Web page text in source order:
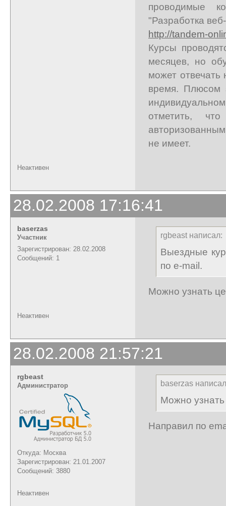
проводимые
"Разработка
http://tandem-
Курсы
месяцев, но
может
время. Плюсом
отметить,
не имеет.
Неактивен
28.02.2008 17:16:41
baserzas
Участник
Зарегистрирован: 28.02.2008
Сообщений: 1
rgbeast написал:
Выездные
по e-mail.
Можно узнать
Неактивен
28.02.2008 21:57:21
rgbeast
Администратор
Откуда: Москва
Зарегистрирован: 21.01.2007
Сообщений: 3880
baserzas
Можно
Направил по
Неактивен